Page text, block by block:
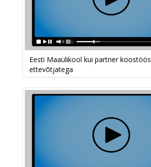
Eesti Maaülikool kui partner koostöös
ettevõtjatega